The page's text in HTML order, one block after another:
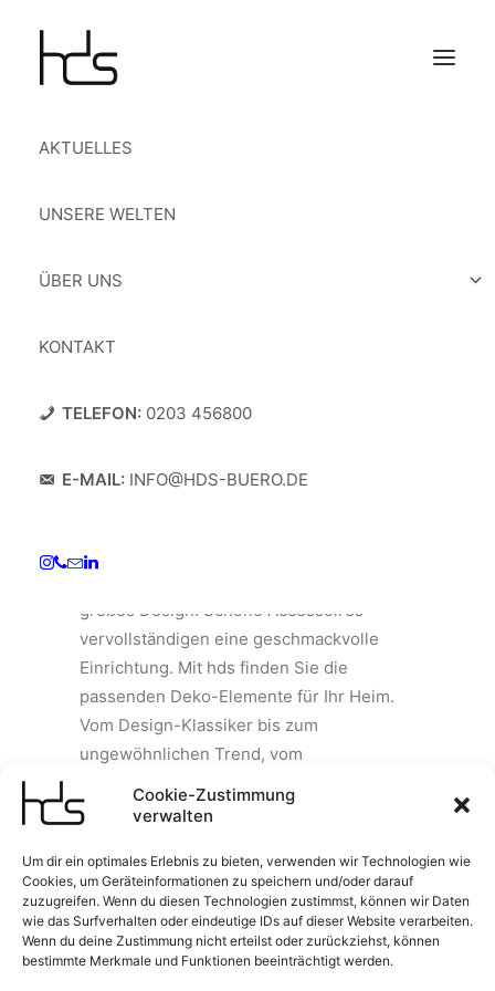
Cookie-Zustimmung
verwalten
Um dir ein optimales Erlebnis zu bieten, verwenden wir Technologien wie
Cookies, um Geräteinformationen zu speichern und/oder darauf
zuzugreifen. Wenn du diesen Technologien zustimmst, können wir Daten
wie das Surfverhalten oder eindeutige IDs auf dieser Website verarbeiten.
Wenn du deine Zustimmung nicht erteilst oder zurückziehst, können
bestimmte Merkmale und Funktionen beeinträchtigt werden.
AKTUELLES
UNSERE WELTEN
ÜBER UNS
KONTAKT
TELEFON: 0203 456800
E-MAIL: INFO@HDS-BUERO.DE
großes Design. Schöne Accessoires
vervollständigen eine geschmackvolle
Einrichtung. Mit hds finden Sie die
passenden Deko-Elemente für Ihr Heim.
Vom Design-Klassiker bis zum
ungewöhnlichen Trend, vom
Kerzenleuchter bis zum
Garderobenständer: Richten Sie es sich
KONTAKT AUFNEHMEN